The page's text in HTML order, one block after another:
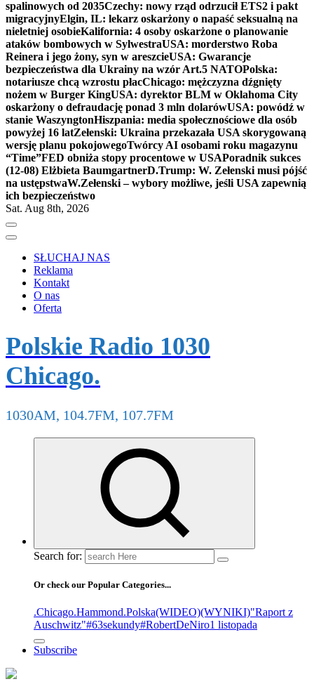
spalinowych od 2035Czechy: nowy rząd odrzucił ETS2 i pakt
migracyjnyElgin, IL: lekarz oskarżony o napaść seksualną na
nieletniej osobieKalifornia: 4 osoby oskarżone o planowanie
ataków bombowych w SylwestraUSA: morderstwo Roba
Reinera i jego żony, syn w areszcieUSA: Gwarancje
bezpieczeństwa dla Ukrainy na wzór Art.5 NATOPolska:
notariusze chcą wzrostu płacChicago: mężczyzna dźgnięty
nożem w Burger KingUSA: dyrektor BLM w Oklahoma City
oskarżony o defraudację ponad 3 mln dolarówUSA: powódź w
stanie WaszyngtonHiszpania: media społecznościowe dla osób
powyżej 16 latZełenski: Ukraina przekazała USA skorygowaną
wersję planu pokojowegoTwórcy AI osobami roku magazynu
“Time”FED obniża stopy procentowe w USAPoradnik sukces
(12-08) Elżbieta BaumgartnerD.Trump: W. Zełenski musi pójść
na ustępstwaW.Zełenski – wybory możliwe, jeśli USA zapewnią
ich bezpieczeństwo
Sat. Aug 8th, 2026
SŁUCHAJ NAS
Reklama
Kontakt
O nas
Oferta
Polskie Radio 1030
Chicago.
1030AM, 104.7FM, 107.7FM
Search for:
Or check our Popular Categories...
.Chicago.Hammond.Polska(WIDEO)(WYNIKI)"Raport z
Auschwitz"#63sekundy#RobertDeNiro1 listopada
Subscribe